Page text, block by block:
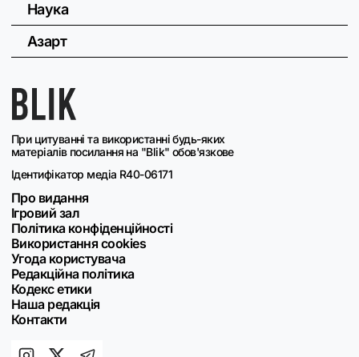
При цитуванні та використанні будь-яких
матеріалів посилання на "Blik" обов'язкове
Ідентифікатор медіа R40-06171
Про видання
Ігровий зал
Політика конфіденційності
Використання cookies
Угода користувача
Редакційна політика
Кодекс етики
Наша редакція
Контакти
Наука
Азарт